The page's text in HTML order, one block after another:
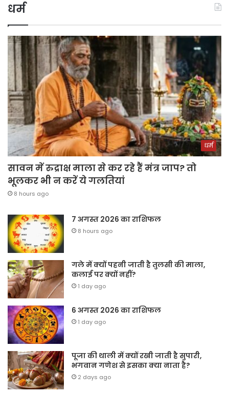
धर्म
धर्म
सावन में रुद्राक्ष माला से कर रहे हैं मंत्र जाप? तो
भूलकर भी न करें ये गलतियां
8 hours ago
7 अगस्त 2026 का राशिफल
8 hours ago
गले में क्यों पहनी जाती है तुलसी की माला,
कलाई पर क्यों नहीं?
1 day ago
6 अगस्त 2026 का राशिफल
1 day ago
पूजा की थाली में क्यों रखी जाती है सुपारी,
भगवान गणेश से इसका क्या नाता है?
2 days ago